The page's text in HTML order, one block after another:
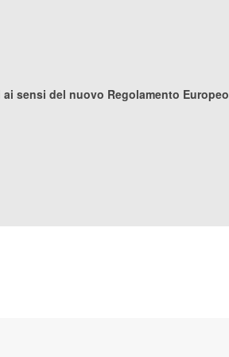
sensi del nuovo Regolamento Europeo